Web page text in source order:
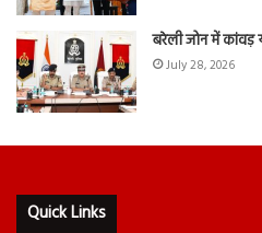
बरेली जोन में कांवड़
July 28, 2026
Quick Links